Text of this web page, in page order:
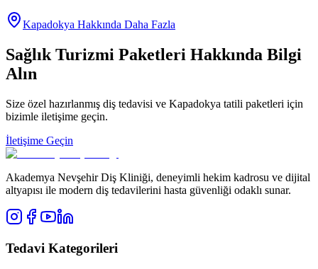
Kapadokya Hakkında Daha Fazla
Sağlık Turizmi Paketleri Hakkında Bilgi
Alın
Size özel hazırlanmış diş tedavisi ve Kapadokya tatili paketleri için
bizimle iletişime geçin.
İletişime Geçin
Akademya Nevşehir Diş Kliniği, deneyimli hekim kadrosu ve dijital
altyapısı ile modern diş tedavilerini hasta güvenliği odaklı sunar.
Tedavi Kategorileri